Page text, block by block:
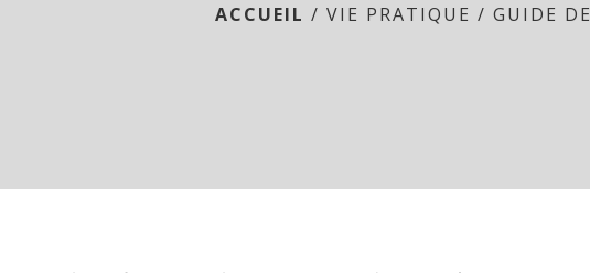
ACCUEIL /VIE PRATIQUE /GUIDE